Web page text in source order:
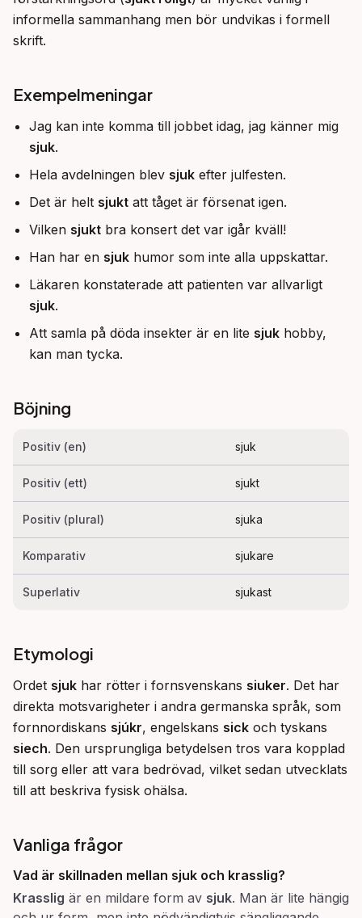
informella sammanhang men bör undvikas i formell
skrift.
Exempelmeningar
Jag kan inte komma till jobbet idag, jag känner mig
sjuk.
Hela avdelningen blev sjuk efter julfesten.
Det är helt sjukt att tåget är försenat igen.
Vilken sjukt bra konsert det var igår kväll!
Han har en sjuk humor som inte alla uppskattar.
Läkaren konstaterade att patienten var allvarligt
sjuk.
Att samla på döda insekter är en lite sjuk hobby,
kan man tycka.
Böjning
Positiv (en) sjuk
Positiv (ett) sjukt
Positiv (plural) sjuka
Komparativ sjukare
Superlativ sjukast
Etymologi
Ordet sjuk har rötter i fornsvenskans siuker. Det har
direkta motsvarigheter i andra germanska språk, som
fornnordiskans sjúkr, engelskans sick
siech. Den ursprungliga betydelsen tros vara kopplad
till sorg eller att vara bedrövad, vilket sedan utvecklats
till att beskriva fysisk ohälsa.
Vanliga frågor
Vad är skillnaden mellan sjuk och krasslig?
Krasslig är en mildare form av sjuk. Man är lite hängig